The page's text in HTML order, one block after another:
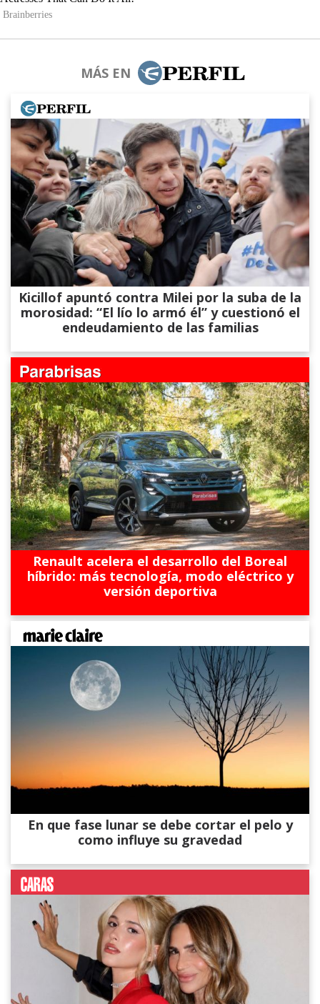
MÁS EN
Kicillof apuntó contra Milei por la suba de la
morosidad: “El lío lo armó él” y cuestionó el
endeudamiento de las familias
Renault acelera el desarrollo del Boreal
híbrido: más tecnología, modo eléctrico y
versión deportiva
En que fase lunar se debe cortar el pelo y
como influye su gravedad